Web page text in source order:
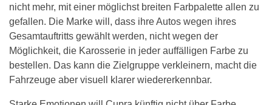
nicht mehr, mit einer möglichst breiten Farbpalette allen zu
gefallen. Die Marke will, dass ihre Autos wegen ihres
Gesamtauftritts gewählt werden, nicht wegen der
Möglichkeit, die Karosserie in jeder auffälligen Farbe zu
bestellen. Das kann die Zielgruppe verkleinern, macht die
Fahrzeuge aber visuell klarer wiedererkennbar.